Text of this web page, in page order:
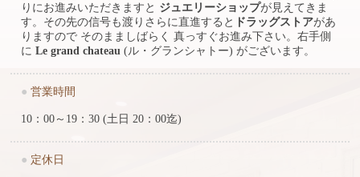
りにお進みいただきますと ジュエリーショップが見えてきま
す。その先の信号も渡りさらに直進すると ドラッグストアがあ
りますので そのまましばらく 真っすぐお進み下さい。右手側
に Le grand chateau (ル・グランシャトー) がございます。
● 営業時間
10：00～19：30 (土日 20：00迄)
● 定休日